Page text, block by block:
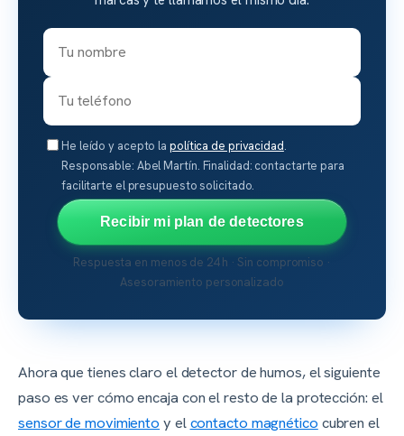
He leído y acepto la política de privacidad.
Responsable: Abel Martín. Finalidad: contactarte para
facilitarte el presupuesto solicitado.
Recibir mi plan de detectores
Respuesta en menos de 24 h · Sin compromiso ·
Asesoramiento personalizado
Ahora que tienes claro el detector de humos, el siguiente
paso es ver cómo encaja con el resto de la protección: el
sensor de movimiento y elcontacto magnético cubren el